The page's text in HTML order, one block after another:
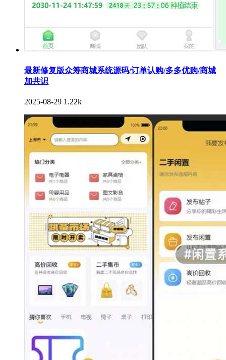
最新修复版众筹商城系统源码/订单认购/多多优购/商城
加共识
2025-08-29 1.22k